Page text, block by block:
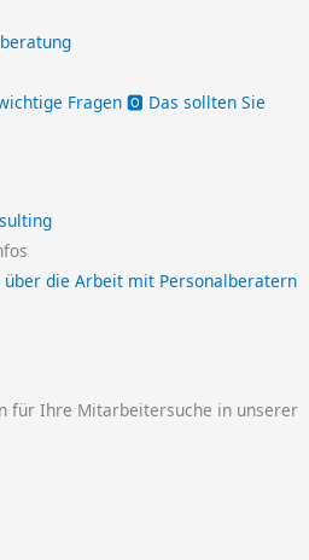
Fragen 🅾️ Das sollten Sie
die Arbeit mit Personalberatern
für Ihre Mitarbeitersuche in unserer